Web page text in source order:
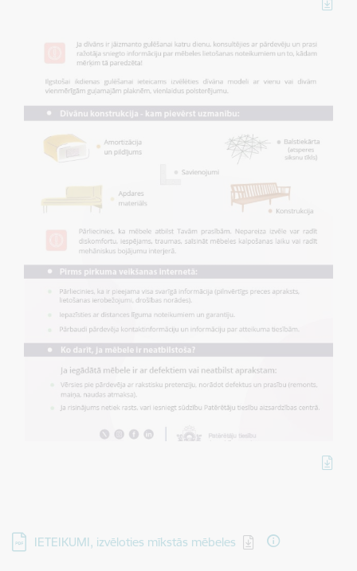
Lejupielādēt:
IETEIKUMI, izvēloties mīkstās mēbeles